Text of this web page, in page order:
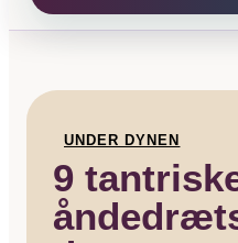
UNDER DYNEN
9